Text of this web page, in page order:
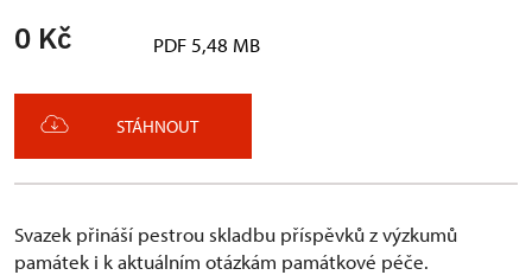
0 Kč PDF 5,48 MB
STÁHNOUT
Svazek přináší pestrou skladbu příspěvků z výzkumů
památek i k aktuálním otázkám památkové péče.